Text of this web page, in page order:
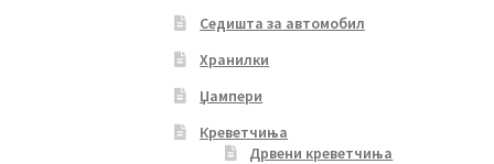
Седишта за автомобил
Хранилки
Џампери
Креветчиња
Дрвени креветчиња